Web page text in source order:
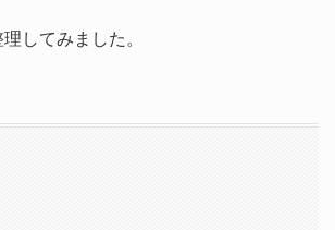
してみました。